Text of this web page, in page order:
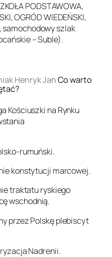
PODSTAWOWA,
OGRÓD WIEDEŃSKI,
samochodowy szlak
– Suble).
Henryk JanCo warto
Kościuszki na Rynku
rumuński.
konstytucji marcowej.
traktatu ryskiego
wschodnią.
przez Polskę plebiscyt
Nadrenii.